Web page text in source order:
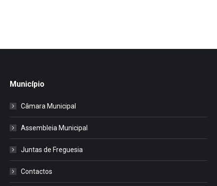
Município
Câmara Municipal
Assembleia Municipal
Juntas de Freguesia
Contactos